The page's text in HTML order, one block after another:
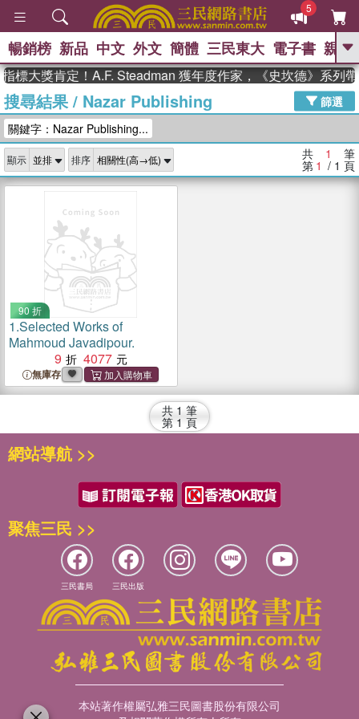
5
GO
熱搜： 東野圭吾 The Odyssey 、
父親節 、 如果歷史是一群喵 、 暑期
念華 、 台灣的李登輝時代 、 數學女
孩：黎曼猜想
偉大的迷走神經
暢銷榜 新品 中文 外文 簡體 三民東大 電子書 親子
標大獎肯定！A.F. Steadman 獲年度作家，《史坎德》系列
搜尋結果/ Nazar Publishing
篩選
關鍵字：Nazar Publishing...
顯示 排序 共 1 筆
第 1 / 1 頁
90 折
1.Selected Works of
Mahmoud Javadipour.
9
4077
無庫存
共 1 筆
第 1 頁
網站導航 >>
聚焦三民 >>
三民書局 三民出版
本站著作權屬弘雅三民圖書股份有限公司